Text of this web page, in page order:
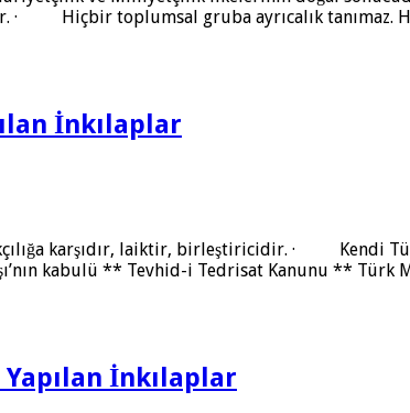
Hiçbir toplumsal gruba ayrıcalık tanımaz.
İnkılaplar
karşıdır, laiktir, birleştiricidir. · Kendi
kabulü ** Tevhid-i Tedrisat Kanunu ** Türk
İnkılaplar